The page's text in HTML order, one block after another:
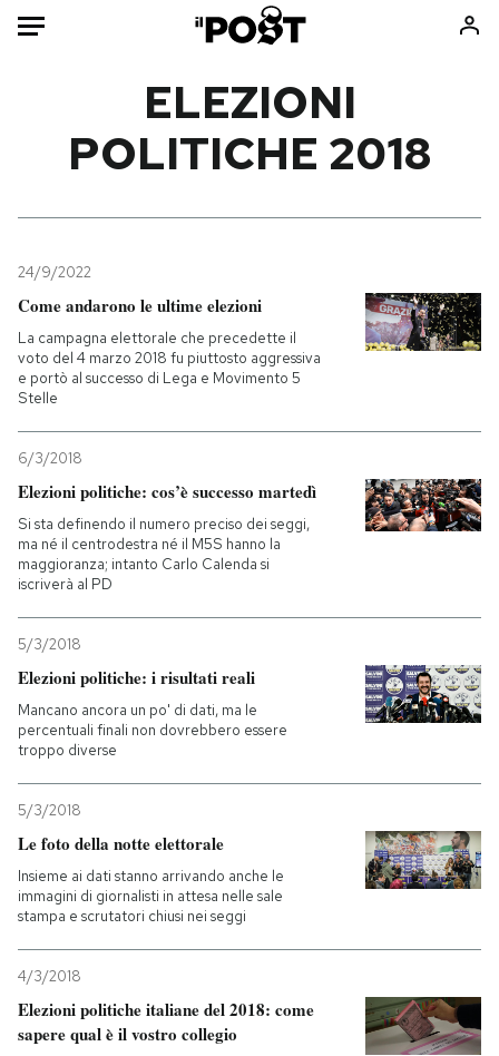
HOME
Mondo
Tecnologia
Internet
Scienza
Cultura
Libri
Ok Boomer!
Media
Europa
PODCAST
NEWSLETTER
I MIEI PREFERITI
SHOP
CALENDARIO
AREA PERSONALE
ELEZIONI
POLITICHE 2018
24/9/2022
Come andarono le ultime elezioni
La campagna elettorale che precedette il
voto del 4 marzo 2018 fu piuttosto aggressiva
e portò al successo di Lega e Movimento 5
Stelle
6/3/2018
Elezioni politiche: cos’è successo martedì
Si sta definendo il numero preciso dei seggi,
ma né il centrodestra né il M5S hanno la
maggioranza; intanto Carlo Calenda si
iscriverà al PD
5/3/2018
Elezioni politiche: i risultati reali
Mancano ancora un po' di dati, ma le
percentuali finali non dovrebbero essere
troppo diverse
5/3/2018
Le foto della notte elettorale
Insieme ai dati stanno arrivando anche le
immagini di giornalisti in attesa nelle sale
stampa e scrutatori chiusi nei seggi
4/3/2018
Elezioni politiche italiane del 2018: come
sapere qual è il vostro collegio